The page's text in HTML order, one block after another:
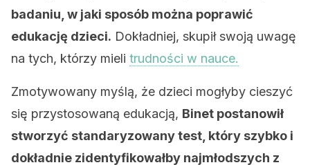
badaniu, w jaki sposób można poprawić
edukację dzieci. Dokładniej, skupił swoją uwagę
na tych, którzy mieli trudności w nauce.
Zmotywowany myślą, że dzieci mogłyby cieszyć
się przystosowaną edukacją, Binet postanowił
stworzyć standaryzowany test, który szybko i
dokładnie zidentyfikowałby najmłodszych z